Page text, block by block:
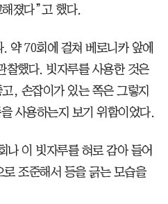
졌다”고 했다.
약 70회에 걸쳐 베로니카 앞에
찰했다. 빗자루를 사용한 것은
, 손잡이가 있는 쪽은 그렇지
사용하는지 보기 위함이었다.
나 이 빗자루를 혀로 감아 들어
조준해서 등을 긁는 모습을